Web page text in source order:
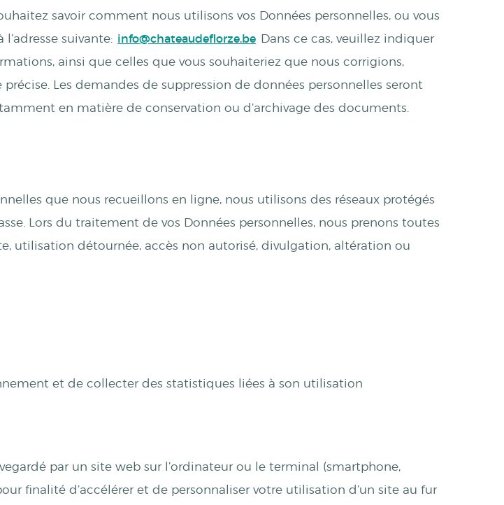
savoir comment nous utilisons vos Données personnelles, ou vous
suivante: info@chateaudeflorze.be Dans ce cas, veuillez indiquer
ainsi que celles que vous souhaiteriez que nous corrigions,
Les demandes de suppression de données personnelles seront
en matière de conservation ou d’archivage des documents.
que nous recueillons en ligne, nous utilisons des réseaux protégés
Lors du traitement de vos Données personnelles, nous prenons toutes
utilisation détournée, accès non autorisé, divulgation, altération ou
et de collecter des statistiques liées à son utilisation
par un site web sur l’ordinateur ou le terminal (smartphone,
finalité d’accélérer et de personnaliser votre utilisation d’un site au fur